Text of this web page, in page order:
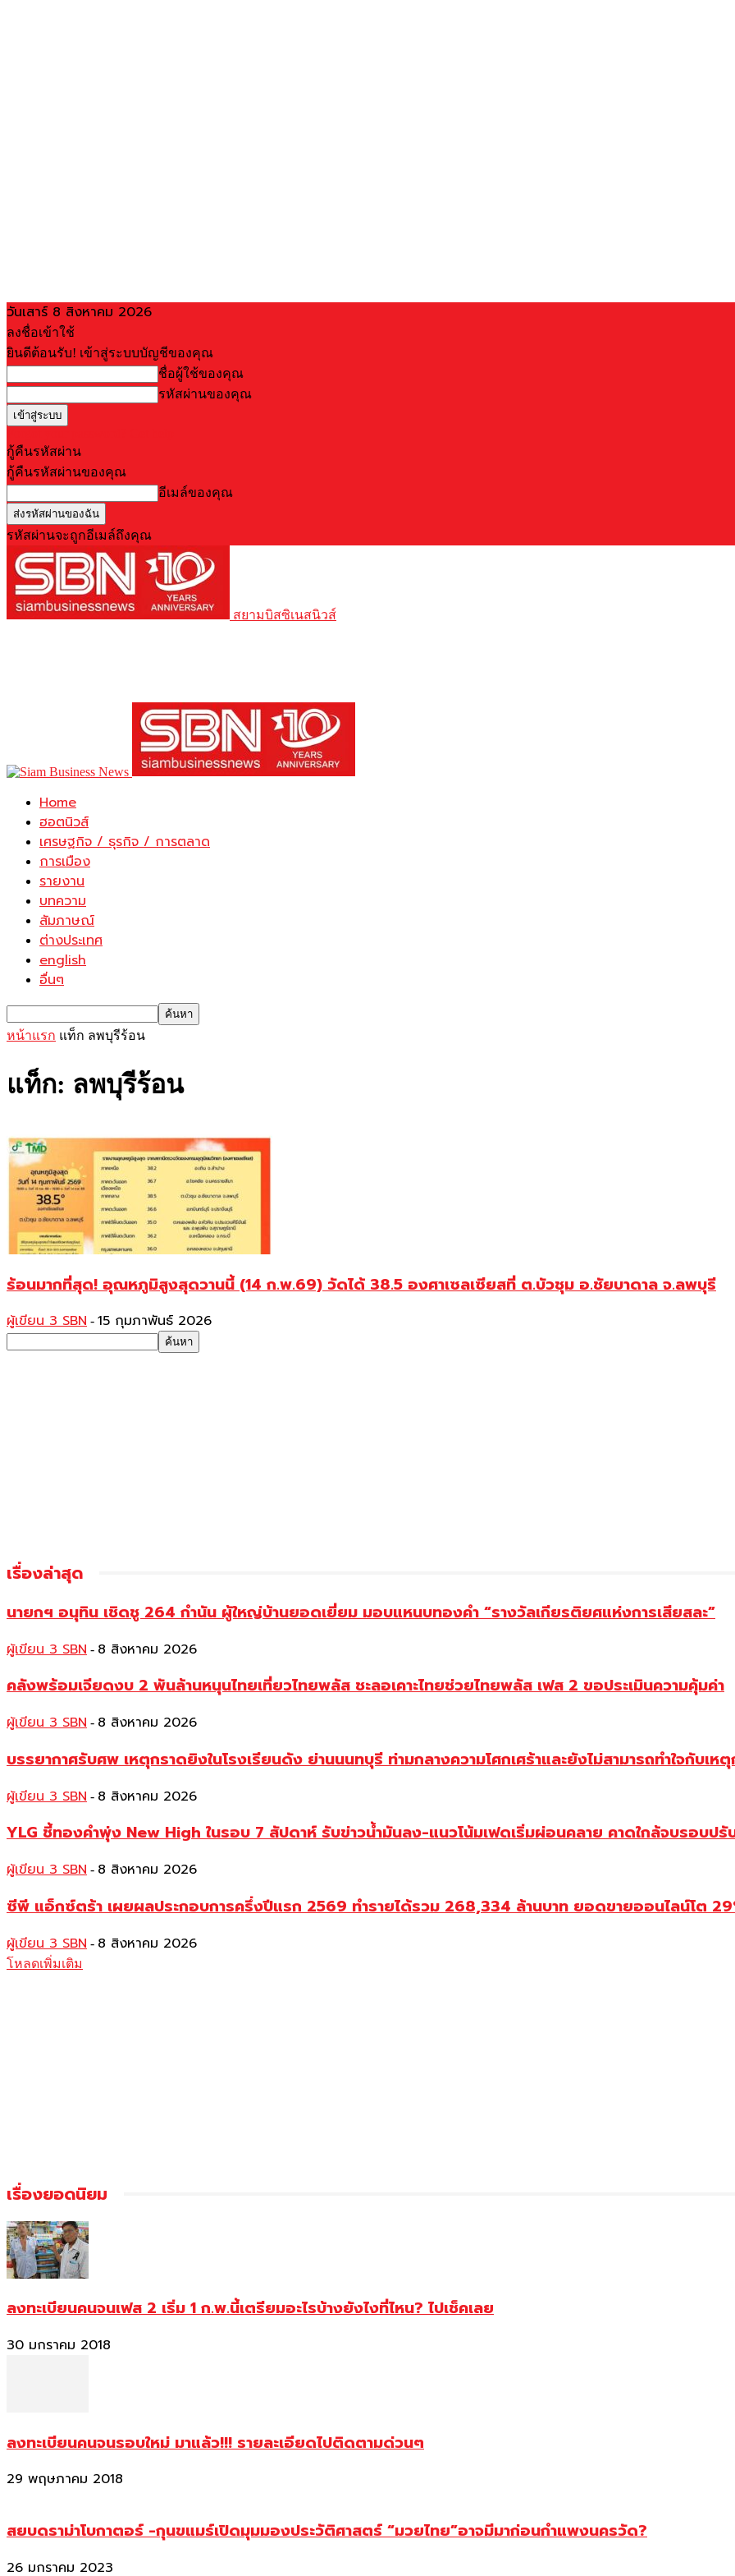
วันเสาร์ 8 สิงหาคม 2026
ลงชื่อเข้าใช้
ยินดีต้อนรับ! เข้าสู่ระบบบัญชีของคุณ
ชื่อผู้ใช้ของคุณ
รหัสผ่านของคุณ
กู้คืนรหัสผ่าน
กู้คืนรหัสผ่านของคุณ
อีเมล์ของคุณ
รหัสผ่านจะถูกอีเมล์ถึงคุณ
สยามบิสซิเนสนิวส์
Home
ฮอตนิวส์
เศรษฐกิจ / ธุรกิจ / การตลาด
การเมือง
รายงาน
บทความ
สัมภาษณ์
ต่างประเทศ
english
อื่นๆ
หน้าแรก แท็ก ลพบุรีร้อน
แท็ก: ลพบุรีร้อน
ร้อนมากที่สุด! อุณหภูมิสูงสุดวานนี้ (14 ก.พ.69) วัดได้ 38.5 องศาเซลเซียสที่ ต.บัวชุม อ.ชัยบาดาล จ.ลพบุรี
ผู้เขียน 3 SBN - 15 กุมภาพันธ์ 2026
เรื่องล่าสุด
นายกฯ อนุทิน เชิดชู 264 กำนัน ผู้ใหญ่บ้านยอดเยี่ยม มอบแหนบทองคำ “รางวัลเกียรติยศแห่งการเสียสละ”
ผู้เขียน 3 SBN - 8 สิงหาคม 2026
คลังพร้อมเจียดงบ 2 พันล้านหนุนไทยเที่ยวไทยพลัส ชะลอเคาะไทยช่วยไทยพลัส เฟส 2 ขอประเมินความคุ้มค่า
ผู้เขียน 3 SBN - 8 สิงหาคม 2026
บรรยากาศรับศพ เหตุกราดยิงในโรงเรียนดัง ย่านนนทบุรี ท่ามกลางความโศกเศร้าและยังไม่สามารถทำใจกับเห
ผู้เขียน 3 SBN - 8 สิงหาคม 2026
YLG ชี้ทองคำพุ่ง New High ในรอบ 7 สัปดาห์ รับข่าวน้ำมันลง-แนวโน้มเฟดเริ่มผ่อนคลาย คาดใกล้จบรอบปรั
ผู้เขียน 3 SBN - 8 สิงหาคม 2026
ซีพี แอ็กซ์ตร้า เผยผลประกอบการครึ่งปีแรก 2569 ทำรายได้รวม 268,334 ล้านบาท ยอดขายออนไลน์โต
ผู้เขียน 3 SBN - 8 สิงหาคม 2026
โหลดเพิ่มเติม
เรื่องยอดนิยม
ลงทะเบียนคนจนเฟส 2 เริ่ม 1 ก.พ.นี้เตรียมอะไรบ้างยังไงที่ไหน? ไปเช็คเลย
30 มกราคม 2018
ลงทะเบียนคนจนรอบใหม่ มาแล้ว!!! รายละเอียดไปติดตามด่วนๆ
29 พฤษภาคม 2018
สยบดราม่าโบกาตอร์ -กุนขแมร์เปิดมุมมองประวัติศาสตร์ “มวยไทย”อาจมีมาก่อนกำแพงนครวัด?
26 มกราคม 2023